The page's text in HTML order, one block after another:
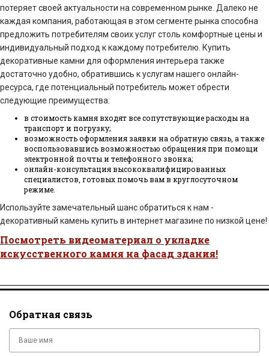
потеряет своей актуальности на современном рынке. Далеко не
каждая компания, работающая в этом сегменте рынка способна
предложить потребителям своих услуг столь комфортные цены и
индивидуальный подход к каждому потребителю. Купить
декоративные камни для оформления интерьера также
достаточно удобно, обратившись к услугам нашего онлайн-
ресурса, где потенциальный потребитель может обрести
следующие преимущества:
в стоимость камня входят все сопутствующие расходы на
транспорт и погрузку;
возможность оформления заявки на обратную связь, а также
воспользовавшись возможностью обращения при помощи
электронной почты и телефонного звонка;
онлайн-консультация высококвалифицированных
специалистов, готовых помочь вам в круглосуточном
режиме.
Используйте замечательный шанс обратиться к нам -
декоративный камень купить в интернет магазине по низкой цене!
Посмотреть видеоматериал о укладке
искусственного камня на фасад здания!
Обратная связь